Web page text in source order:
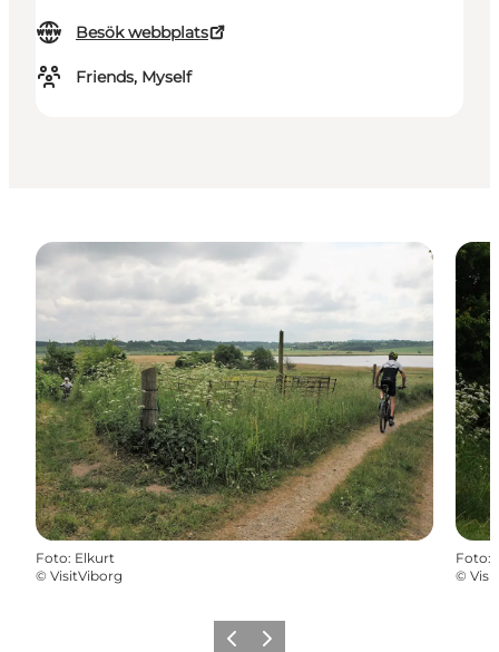
Besök webbplats
Friends, Myself
Foto: Elkurt
© VisitViborg
Foto:
©
Föregående
Nästa